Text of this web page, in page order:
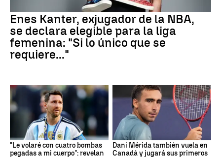
Enes Kanter, exjugador de la NBA,
se declara elegible para la liga
femenina: "Si lo único que se
requiere..."
"Le volaré con cuatro bombas
pegadas a mi cuerpo": revelan
Dani Mérida también vuela en
Canadá y jugará sus primeros